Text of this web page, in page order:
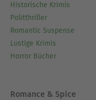
Historische Krimis
Politthriller
Romantic Suspense
Lustige Krimis
Horror Bücher
Romance & Spice